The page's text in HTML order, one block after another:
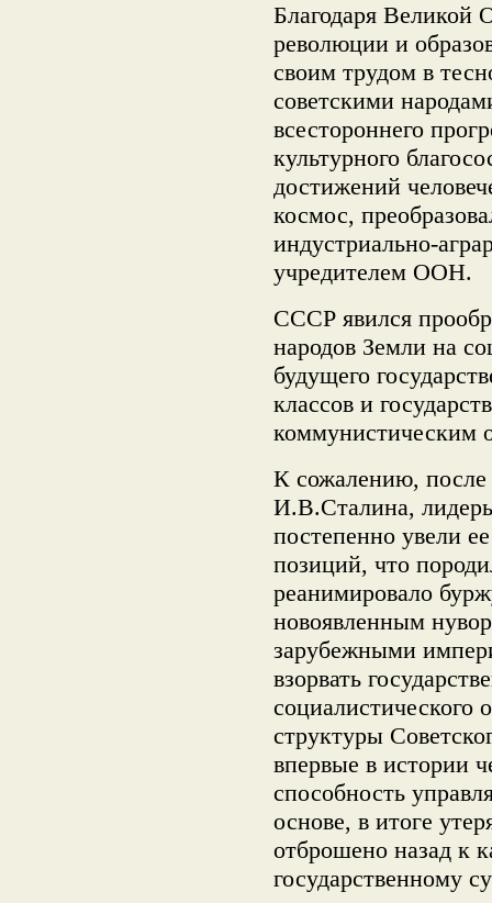
Благодаря Великой
революции и
своим трудом в
советскими
всестороннего
культурного
достижений
космос,
индустриально-
учредителем ООН.
СССР явился
народов Земли на
будущего
классов и
коммунистическим
К сожалению, после
И.В.Сталина,
постепенно увели
позиций, что
реанимировало
новоявленным
зарубежными
взорвать
социалистического
структуры
впервые в истории
способность
основе, в итоге
отброшено назад к
государственному